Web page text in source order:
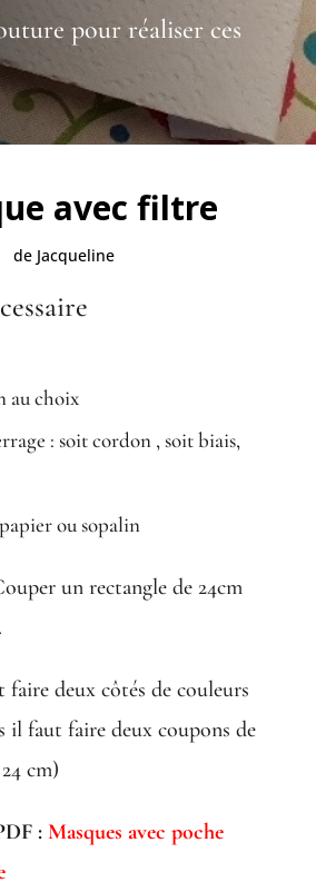
pour réaliser ces
avec filtre
de Jacqueline
au choix
: soit cordon , soit biais,
ou sopalin
un rectangle de 24cm
faire deux côtés de couleurs
il faut faire deux coupons de
cm)
: Masques avec poche